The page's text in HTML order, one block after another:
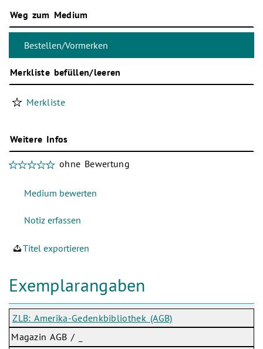
Weg zum Medium
Merkliste befüllen/leeren
Merkliste
Weitere Infos
ohne Bewertung
Titel exportieren
Exemplarangaben
ZLB: Amerika-Gedenkbibliothek (AGB)
Magazin AGB / _